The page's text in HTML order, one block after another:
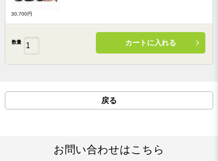
30,700円
数量 カートに入れる
戻る
お問い合わせはこちら